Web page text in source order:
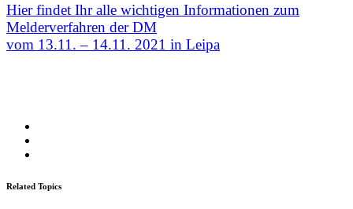
Hier findet Ihr alle wichtigen Informationen zum
Melderverfahren der DM
vom 13.11. – 14.11. 2021 in Leipa
Related Topics